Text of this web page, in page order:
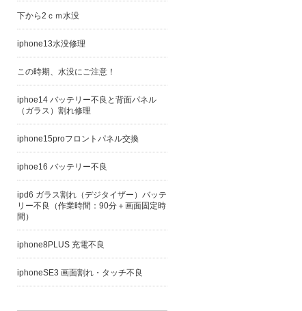
下から2ｃｍ水没
iphone13水没修理
この時期、水没にご注意！
iphoe14 バッテリー不良と背面パネル
（ガラス）割れ修理
iphone15proフロントパネル交換
iphoe16 バッテリー不良
ipd6 ガラス割れ（デジタイザー）バッテ
リー不良（作業時間：90分＋画面固定時
間）
iphone8PLUS 充電不良
iphoneSE3 画面割れ・タッチ不良